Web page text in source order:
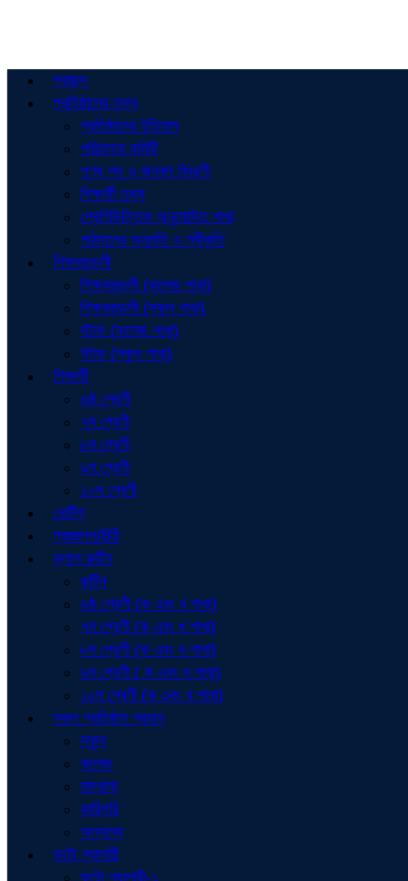
প্রচ্ছদ
প্রতিষ্ঠানের তথ্য
প্রতিষ্ঠানের ইতিহাস
পরিচালনা কমিটি
শূণ্য পদ ও জনবল বিবরণী
শিক্ষার্থী তথ্য
শ্রেণিভিত্তিক অনুমোদিত শাখা
পাঠদানের অনুমতি ও স্বীকৃতি
শিক্ষকমন্ডলী
শিক্ষকমন্ডলী (কলেজ শাখা)
শিক্ষকমন্ডলী (স্কুল শাখা)
স্টাফ (কলেজ শাখা)
স্টাফ (স্কুল শাখা)
শিক্ষার্থী
৬ষ্ঠ শ্রেণী
৭ম শ্রেণী
৮ম শ্রেণী
৯ম শ্রেণী
১০ম শ্রেণী
নোটিশ
প্রজ্ঞাপন/চিঠি
ক্লাশ রুটিন
রুটিন
৬ষ্ঠ শ্রেণী (ক এবং খ শাখা)
৭ম শ্রেণী (ক এবং খ শাখা)
৮ম শ্রেণী (ক এবং খ শাখা)
৯ম শ্রেণী ( ক এবং খ শাখা)
১০ম শ্রেণী (ক এবং খ শাখা)
সকল প্রতিষ্ঠান প্রধান
স্কুল
কলেজ
মাদ্রাসা
কারিগরি
অন্যান্য
ফটো গ্যালারী
ফটো গ্যালারী-১